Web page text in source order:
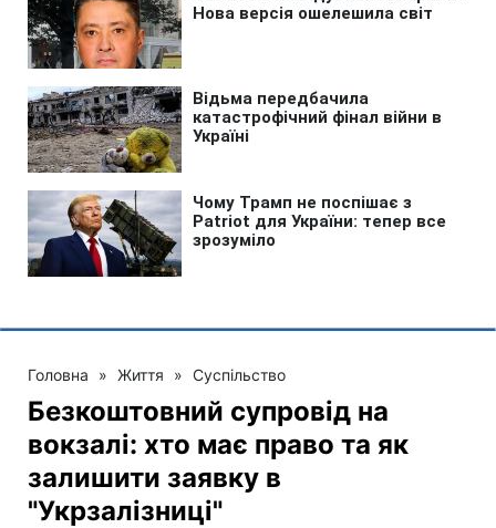
Головна » Життя » Суспільство
Безкоштовний супровід на
вокзалі: хто має право та як
залишити заявку в
"Укрзалізниці"